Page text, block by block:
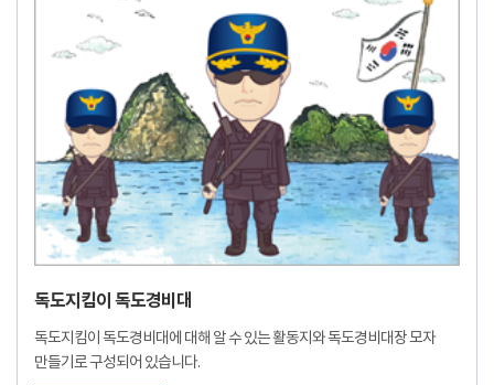
독도지킴이 독도경비대
독도지킴이 독도경비대에 대해 알 수 있는 활동지와 독도경비대장 모자
만들기로 구성되어 있습니다.